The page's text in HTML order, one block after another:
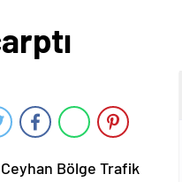
Bölge Trafik